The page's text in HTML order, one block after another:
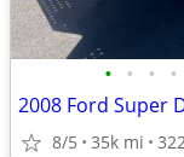
• • • •
8/5 35k mi